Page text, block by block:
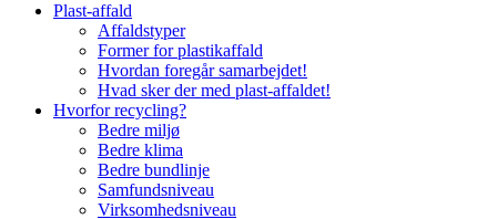
Plast-affald
Affaldstyper
Former for plastikaffald
Hvordan foregår samarbejdet!
Hvad sker der med plast-affaldet!
Hvorfor recycling?
Bedre miljø
Bedre klima
Bedre bundlinje
Samfundsniveau
Virksomhedsniveau